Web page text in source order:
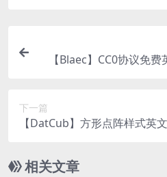
【Blaec】CC0协议免
下一篇
【DatCub】方形点阵样式英
相关文章